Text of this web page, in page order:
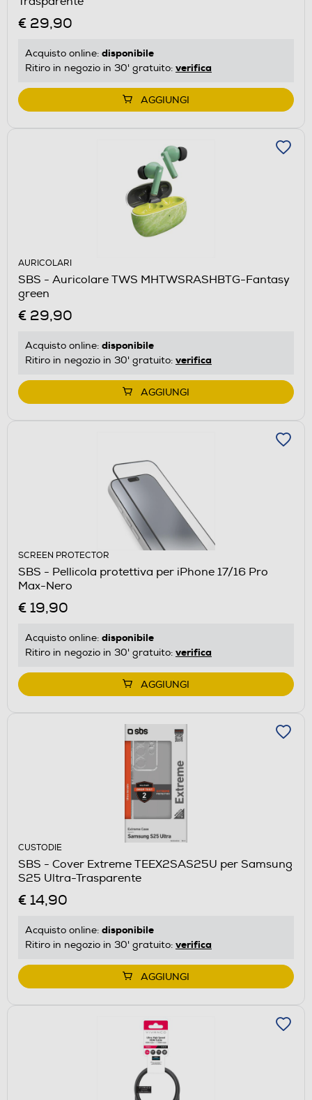
€ 29,90
Acquisto online: disponibile
Ritiro in negozio in 30' gratuito: verifica
AGGIUNGI
AURICOLARI
SBS - Auricolare TWS MHTWSRASHBTG-Fantasy
green
€ 29,90
Acquisto online: disponibile
Ritiro in negozio in 30' gratuito: verifica
AGGIUNGI
SCREEN PROTECTOR
SBS - Pellicola protettiva per iPhone 17/16 Pro
Max-Nero
€ 19,90
Acquisto online: disponibile
Ritiro in negozio in 30' gratuito: verifica
AGGIUNGI
CUSTODIE
SBS - Cover Extreme TEEX2SAS25U per Samsung
S25 Ultra-Trasparente
€ 14,90
Acquisto online: disponibile
Ritiro in negozio in 30' gratuito: verifica
AGGIUNGI